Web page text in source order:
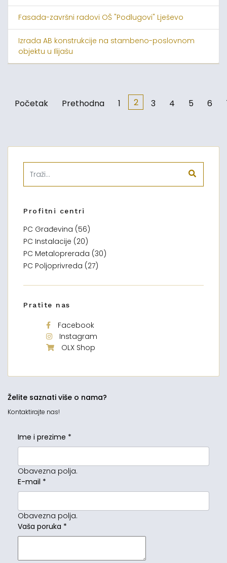
Fasada-završni radovi OŠ "Podlugovi" Lješevo
Izrada AB konstrukcije na stambeno-poslovnom
objektu u Ilijašu
Početak Prethodna 1 2 3 4 5 6
Profitni centri
PC Građevina (56)
PC Instalacije (20)
PC Metaloprerada (30)
PC Poljoprivreda (27)
Pratite nas
Facebook
Instagram
OLX Shop
Želite saznati više o nama?
Kontaktirajte nas!
Ime i prezime *
Obavezna polja.
E-mail *
Obavezna polja.
Vaša poruka *